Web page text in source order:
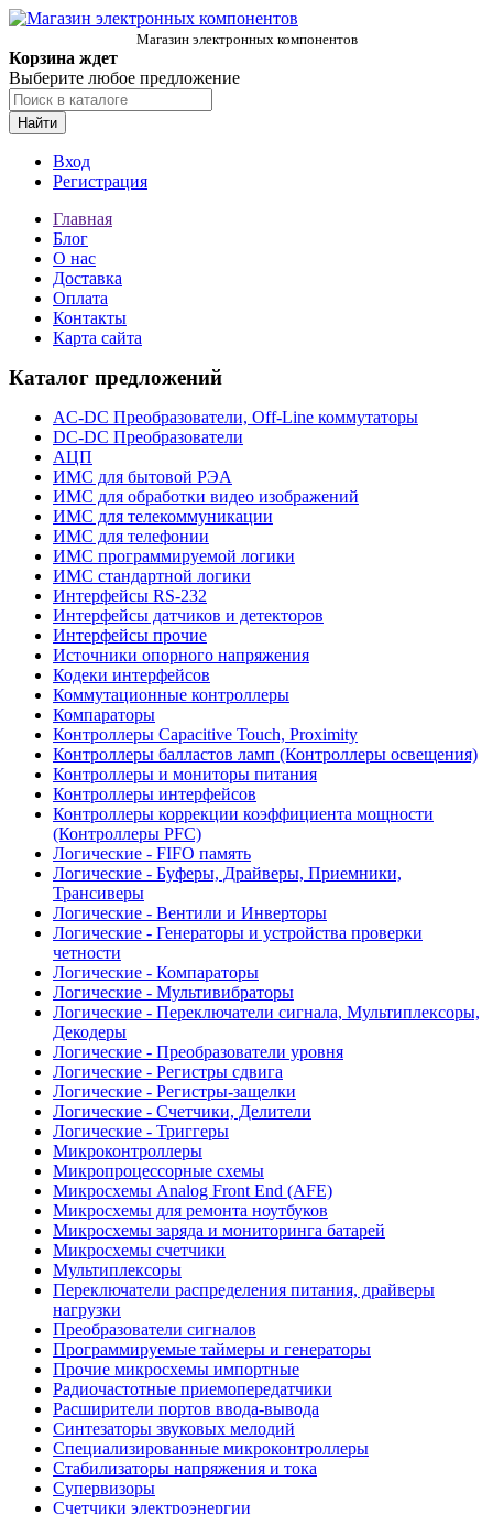
Магазин электронных компонентов
Корзина ждет
Выберите любое предложение
Найти
Вход
Регистрация
Главная
Блог
О нас
Доставка
Оплата
Контакты
Карта сайта
Каталог предложений
AC-DC Преобразователи, Off-Line коммутаторы
DC-DC Преобразователи
АЦП
ИМС для бытовой РЭА
ИМС для обработки видео изображений
ИМС для телекоммуникации
ИМС для телефонии
ИМС программируемой логики
ИМС стандартной логики
Интерфейсы RS-232
Интерфейсы датчиков и детекторов
Интерфейсы прочие
Источники опорного напряжения
Кодеки интерфейсов
Коммутационные контроллеры
Компараторы
Контроллеры Capacitive Touch, Proximity
Контроллеры балластов ламп (Контроллеры освещения)
Контроллеры и мониторы питания
Контроллеры интерфейсов
Контроллеры коррекции коэффициента мощности
(Контроллеры PFC)
Логические - FIFO память
Логические - Буферы, Драйверы, Приемники,
Трансиверы
Логические - Вентили и Инверторы
Логические - Генераторы и устройства проверки
четности
Логические - Компараторы
Логические - Мультивибраторы
Логические - Переключатели сигнала, Мультиплексоры,
Декодеры
Логические - Преобразователи уровня
Логические - Регистры сдвига
Логические - Регистры-защелки
Логические - Счетчики, Делители
Логические - Триггеры
Микроконтроллеры
Микропроцессорные схемы
Микросхемы Analog Front End (AFE)
Микросхемы для ремонта ноутбуков
Микросхемы заряда и мониторинга батарей
Микросхемы счетчики
Мультиплексоры
Переключатели распределения питания, драйверы
нагрузки
Преобразователи сигналов
Программируемые таймеры и генераторы
Прочие микросхемы импортные
Радиочастотные приемопередатчики
Расширители портов ввода-вывода
Синтезаторы звуковых мелодий
Специализированные микроконтроллеры
Стабилизаторы напряжения и тока
Супервизоры
Счетчики электроэнергии